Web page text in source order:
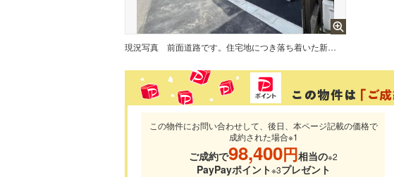
現況写真 前面道路です。住宅地につき落ち着いた新生活を始められそうです。
この物件にお問い合わせして、後日、本ページ記載の価格で
成約された場合※1
ご成約で98,400円相当の※2
PayPayポイント※3プレゼント